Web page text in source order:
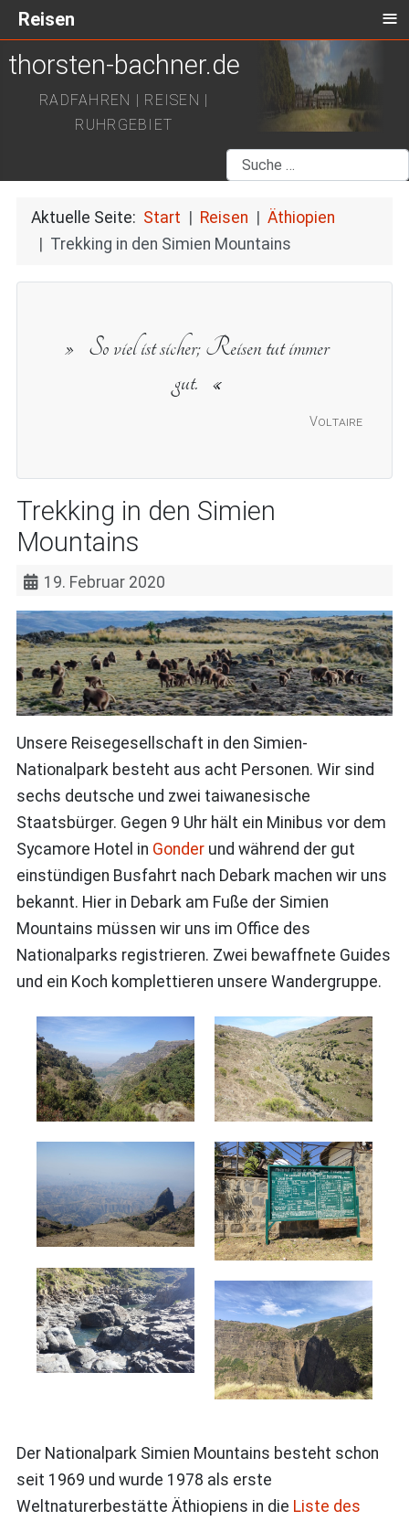
thorsten-bachner.de
RADFAHREN | REISEN |
RUHRGEBIET
Suchen
Aktuelle Seite: Start Reisen
Äthiopien
Trekking in den Simien Mountains
Voltaire
So viel ist sicher; Reisen tut immer
gut.
Trekking in den Simien
Mountains
19. Februar 2020
Unsere Reisegesellschaft in den Simien-
Nationalpark besteht aus acht Personen. Wir sind
sechs deutsche und zwei taiwanesische
Staatsbürger. Gegen 9 Uhr hält ein Minibus vor dem
Sycamore Hotel in Gonderund während der gut
einstündigen Busfahrt nach Debark machen wir uns
bekannt. Hier in Debark am Fuße der Simien
Mountains müssen wir uns im Office des
Nationalparks registrieren. Zwei bewaffnete Guides
und ein Koch komplettieren unsere Wandergruppe.
Der Nationalpark Simien Mountains besteht schon
seit 1969 und wurde 1978 als erste
Weltnaturerbestätte Äthiopiens in die Liste des
Reisen ≡